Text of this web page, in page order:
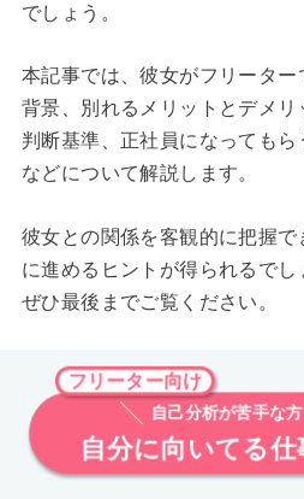
でしょう。
本記事では、彼女がフリータ
背景、別れるメリットとデメ
判断基準、正社員になっても
などについて解説します。
彼女との関係を客観的に把握で
に進めるヒントが得られるでし
ぜひ最後までご覧ください。
フリーター向け
自己分析が苦手な
自分に向いてる仕